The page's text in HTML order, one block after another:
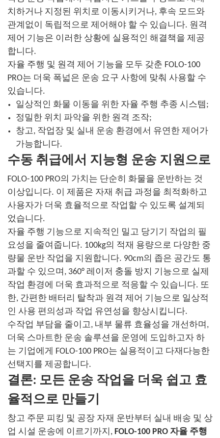
치하거나 지정된 위치로 이동시키거나, 후속 모드와
관계없이 독립적으로 제어해야 할 수 있습니다. 원격
제어 기능은 이러한 상황에 실용적인 해결책을 제공
합니다.
자율 주행 및 원격 제어 기능을 모두 갖춘 FOLO-100
PRO는 더욱 폭넓은 운송 요구 사항에 맞춰 사용할 수
있습니다.
일상적인 화물 이동을 위한 자율 주행 추종 시스템;
정밀한 위치 파악을 위한 원격 조작;
창고, 작업장 및 실내 운송 환경에서 유연한 제어가
가능합니다.
수동 취급에서 지능형 운송 지원으로
FOLO-100 PRO의 가치는 단순히 화물을 운반하는 것
이상입니다. 이 제품은 자재 취급 과정을 최적화하고
사용자가 더욱 효율적으로 작업할 수 있도록 설계되
었습니다.
자율 주행 기능으로 지속적인 밀고 당기기 작업의 필
요성을 줄여줍니다. 100kg의 적재 용량으로 다양한 중
량물 운반 작업을 지원합니다. 90cm의 좁은 공간도 통
과할 수 있으며, 360° 레이저 충돌 방지 기능으로 실제
작업 환경에 더욱 효과적으로 적응할 수 있습니다. 또
한, 간편한 배터리 탈착과 원격 제어 기능으로 일상적
인 사용 편의성과 작업 유연성을 향상시킵니다.
수작업 부담을 줄이고, 내부 물류 효율성을 개선하며,
더욱 스마트한 운송 솔루션을 운영에 도입하고자 하
는 기업에게 FOLO-100 PRO는 실용적이고 다재다능한
선택지를 제공합니다.
결론: 모든 운송 작업을 더욱 쉽고 효
율적으로 만들기
창고 주문 피킹 및 공장 자재 운반부터 실내 배송 및 상
업 시설 운송에 이르기까지, FOLO-100 PRO 자율 주행